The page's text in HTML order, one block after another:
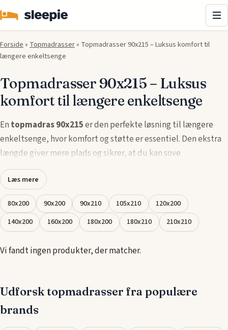
Forside» Topmadrasser» Topmadrasser 90x215 – Luksus komfort til
længere enkeltsenge
Topmadrasser 90x215 – Luksus
komfort til længere enkeltsenge
En topmadras 90x215er den perfekte løsning til længere
enkeltsenge, hvor komfort og støtte er essentiel. Den ekstra
længde giver mere plads og sikrer, at du kan sove
komfortabelt hele natten igennem.
Vorestopmadrasser i 90x215
kvalitetsmaterialer, der giver både trykaflastning og
åndbarhed. De sikrer en sund og behagelig søvn, selv for dem,
der har brug for ekstra længde i deresseng
Læs mere
80x200 90x200 90x210 105x210
120x200
140x200
160x200 180x200 180x210 210x210
Vi fandt ingen produkter, der matcher.
Udforsk topmadrasser fra populære
brands